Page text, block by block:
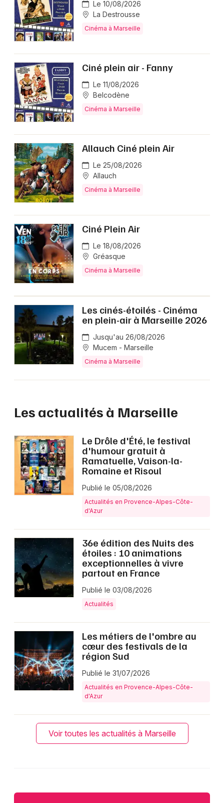
Le 10/08/2026
La Destrousse
Cinéma à Marseille
Ciné plein air - Fanny
Le 11/08/2026
Belcodène
Cinéma à Marseille
Allauch Ciné plein Air
Le 25/08/2026
Allauch
Cinéma à Marseille
Ciné Plein Air
Le 18/08/2026
Gréasque
Cinéma à Marseille
Les cinés-étoilés - Cinéma
en plein-air à Marseille 2026
Jusqu'au 26/08/2026
Mucem - Marseille
Cinéma à Marseille
Les actualités à Marseille
Le Drôle d'Été, le festival
d'humour gratuit à
Ramatuelle, Vaison-la-
Romaine et Risoul
Publié le 05/08/2026
Actualités en Provence-Alpes-Côte-
d'Azur
36e édition des Nuits des
étoiles : 10 animations
exceptionnelles à vivre
partout en France
Publié le 03/08/2026
Actualités
Les métiers de l'ombre au
cœur des festivals de la
région Sud
Publié le 31/07/2026
Actualités en Provence-Alpes-Côte-
d'Azur
Voir toutes les actualités à Marseille